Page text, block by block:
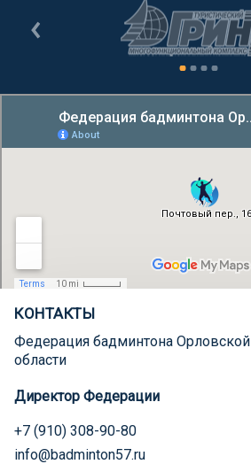
КОНТАКТЫ
Федерация бадминтона Орловской
области
Директор Федерации
+7 (910) 308-90-80
info@badminton57.ru